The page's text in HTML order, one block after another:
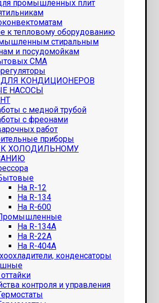
промышленных плит
к тепловому оборудованию
стиральным
и посудомойкам
СМА
ДЛЯ КОНДИЦИОНЕРОВ
НАСОСЫ
с медной трубой
с фреонами
работ
приборы
К ХОЛОДИЛЬНОМУ
На R-12
На R-134
На R-600
На R-134A
На R-22A
На R-404A
конденсаторы
контроля и управления